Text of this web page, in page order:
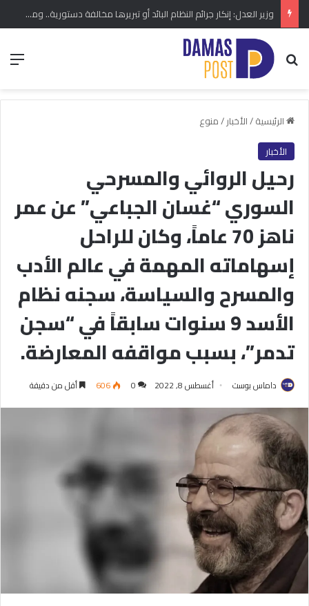
وزير العدل: إنكار جرائم النظام البائد أو تبريرها مخالفة دستورية.. ومشروع قانون خاص إلى مجلس الشعب
بحث عن
الرئيسية/الأخبار/منوع
الأخبار
رحيل الروائي والمسرحي
السوري “غسان الجباعي” عن عمر
ناهز 70 عاماً، وكان للراحل
إسهاماته المهمة في عالم الأدب
والمسرح والسياسة، سجنه نظام
الأسد 9 سنوات سابقاً في “سجن
تدمر”، بسبب مواقفه المعارضة.
داماس بوست أغسطس 8, 2022 0
606 أقل من دقيقة